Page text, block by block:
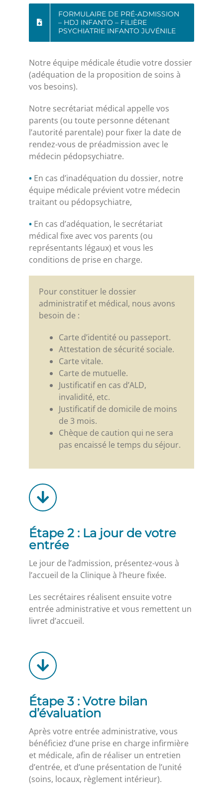
FORMULAIRE DE PRÉ-ADMISSION
– HDJ INFANTO – FILIÈRE
PSYCHIATRIE INFANTO JUVÉNILE
Notre équipe médicale étudie votre dossier
(adéquation de la proposition de soins à
vos besoins).
Notre secrétariat médical appelle vos
parents (ou toute personne détenant
l’autorité parentale) pour fixer la date de
rendez-vous de préadmission avec le
médecin pédopsychiatre.
• En cas d’inadéquation du dossier, notre
équipe médicale prévient votre médecin
traitant ou pédopsychiatre,
• En cas d’adéquation, le secrétariat
médical fixe avec vos parents (ou
représentants légaux) et vous les
conditions de prise en charge.
Pour constituer le dossier
administratif et médical, nous avons
besoin de :
Carte d’identité ou passeport.
Attestation de sécurité sociale.
Carte vitale.
Carte de mutuelle.
Justificatif en cas d’ALD,
invalidité, etc.
Justificatif de domicile de moins
de 3 mois.
Chèque de caution qui ne sera
pas encaissé le temps du séjour.
Étape 2 : La jour de votre
entrée
Le jour de l’admission, présentez-vous à
l’accueil de la Clinique à l’heure fixée.
Les secrétaires réalisent ensuite votre
entrée administrative et vous remettent un
livret d’accueil.
Étape 3 : Votre bilan
d’évaluation
Après votre entrée administrative, vous
bénéficiez d’une prise en charge infirmière
et médicale, afin de réaliser un entretien
d’entrée, et d’une présentation de l’unité
(soins, locaux, règlement intérieur).